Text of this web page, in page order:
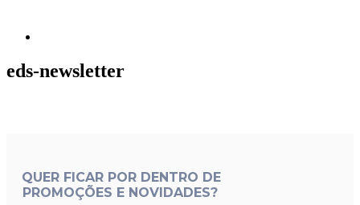
eds-newsletter
QUER FICAR POR DENTRO DE
PROMOÇÕES E NOVIDADES?